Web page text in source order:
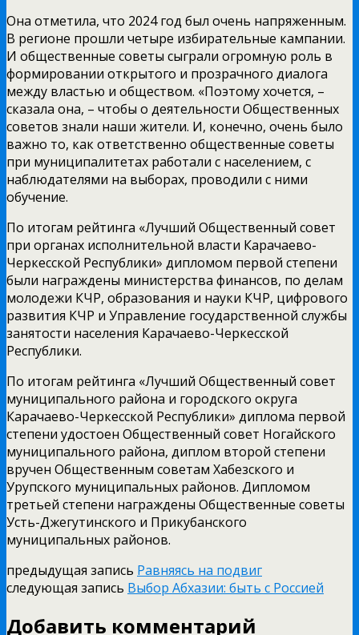
Она отметила, что 2024 год был очень напряженным.
В регионе прошли четыре избирательные кампании.
И общественные советы сыграли огромную роль в
формировании открытого и прозрачного диалога
между властью и обществом. «Поэтому хочется, –
сказала она, – чтобы о деятельности Общественных
советов знали наши жители. И, конечно, очень было
важно то, как ответственно общественные советы
при муниципалитетах работали с населением, с
наблюдателями на выборах, проводили с ними
обучение.
По итогам рейтинга «Лучший Общественный совет
при органах исполнительной власти Карачаево-
Черкесской Республики» дипломом первой степени
были награждены министерства финансов, по делам
молодежи КЧР, образования и науки КЧР, цифрового
развития КЧР и Управление государственной службы
занятости населения Карачаево-Черкесской
Республики.
По итогам рейтинга «Лучший Общественный совет
муниципального района и городского округа
Карачаево-Черкесской Республики» диплома первой
степени удостоен Общественный совет Ногайского
муниципального района, диплом второй степени
вручен Общественным советам Хабезского и
Урупского муниципальных районов. Дипломом
третьей степени награждены Общественные советы
Усть-Джегутинского и Прикубанского
муниципальных районов.
предыдущая запись Равняясь на подвиг
следующая запись Выбор Абхазии: быть с Россией
Добавить комментарий